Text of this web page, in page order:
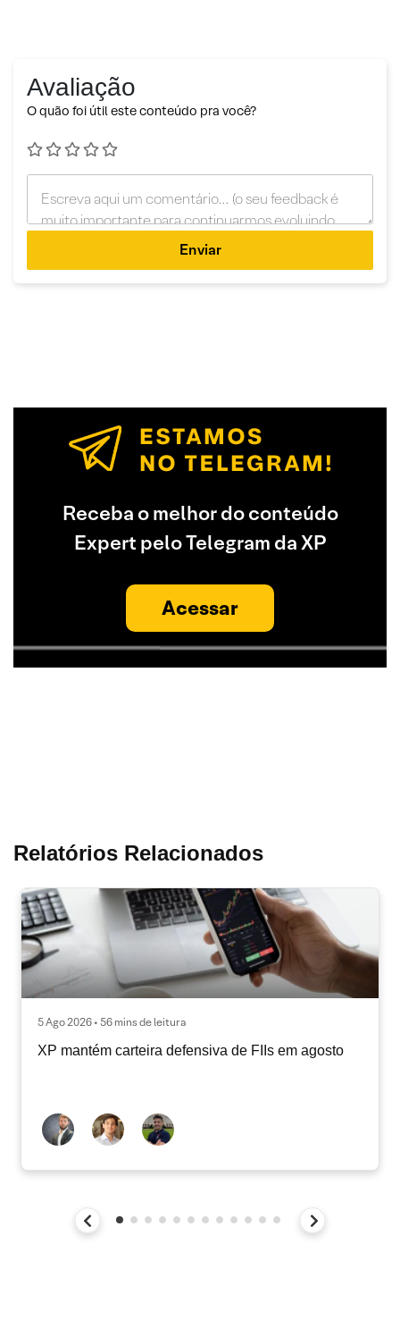
Avaliação
O quão foi útil este conteúdo pra você?
Enviar
Receba o melhor do conteúdo
Expert pelo Telegram da XP
Acessar
Relatórios Relacionados
5 Ago 2026 • 56 mins de leitura
XP mantém carteira defensiva de FIIs em agosto